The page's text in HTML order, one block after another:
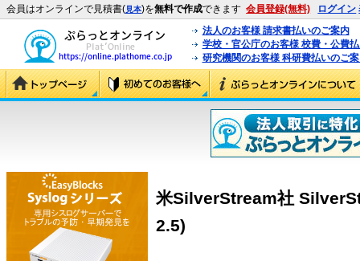
会員はオンラインで見積書(見本)を無料で作成できます 会員登録(無料) ログイン
法人のお客様 請求書払いのご案内
学校・官公庁のお客様 校費・公費
研究機関のお客様 科研費払いのご
米SilverStream社
2.5)